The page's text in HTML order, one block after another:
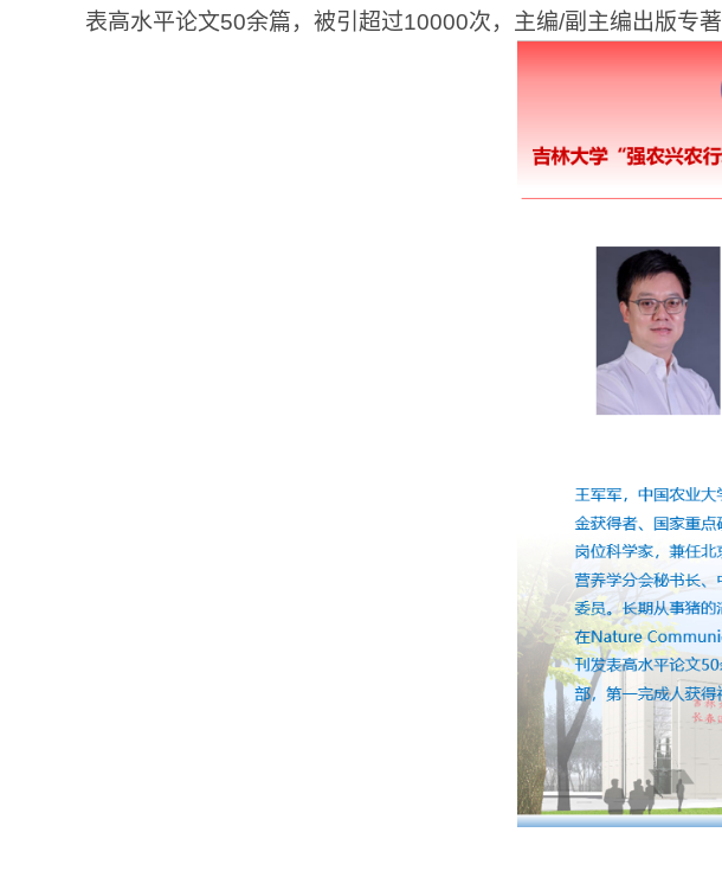
表高水平论文50余篇，被引超过10000次，主编/副主编出版专著